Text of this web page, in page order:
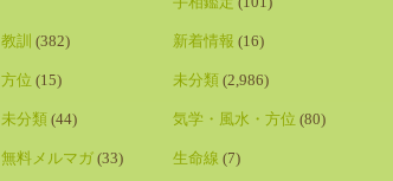
教訓 (382) 新着情報 (16)
方位 (15) 未分類 (2,986)
未分類 (44) 気学・風水・方位 (80)
無料メルマガ (33) 生命線 (7)